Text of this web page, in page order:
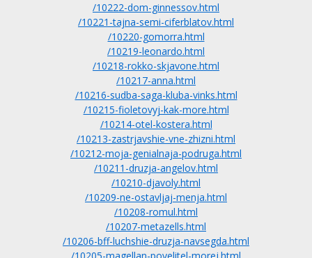
/10222-dom-ginnessov.html
/10221-tajna-semi-ciferblatov.html
/10220-gomorra.html
/10219-leonardo.html
/10218-rokko-skjavone.html
/10217-anna.html
/10216-sudba-saga-kluba-vinks.html
/10215-fioletovyj-kak-more.html
/10214-otel-kostera.html
/10213-zastrjavshie-vne-zhizni.html
/10212-moja-genialnaja-podruga.html
/10211-druzja-angelov.html
/10210-djavoly.html
/10209-ne-ostavljaj-menja.html
/10208-romul.html
/10207-metazells.html
/10206-bff-luchshie-druzja-navsegda.html